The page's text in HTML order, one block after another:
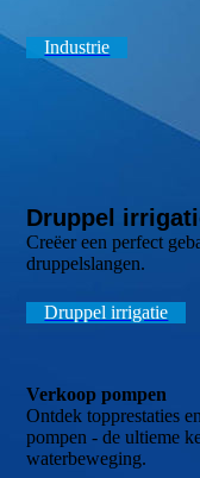
Industrie
Druppel
Creëer een perfect
druppelslangen.
Druppel irrigatie
Verkoop pompen
Ontdek topprestaties
pompen - de ultieme
waterbeweging.